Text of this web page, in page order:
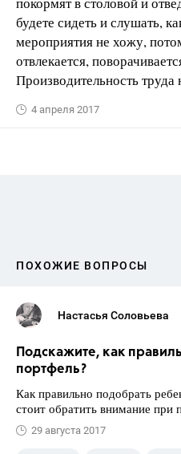
будете сидеть и слушать,
мероприятия не хожу,
отвлекается,
Производительность труда
4 апреля 2017
ПОХОЖИЕ ВОПРОСЫ
Настасья Соловьева
Подскажите, как
портфель?
Как правильно подобрать
стоит обратить внимание при
29 августа 2017